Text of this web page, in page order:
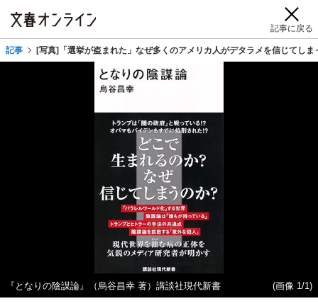
記事に戻る
記事 [写真]「選挙が盗まれた」なぜ多くのアメリカ人がデタラメを信じてし
『となりの陰謀論』（烏谷昌幸 著）講談社現代新書 (画像 1/1)